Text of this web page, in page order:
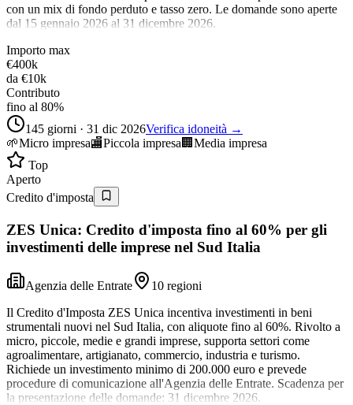
con un mix di fondo perduto e tasso zero. Le domande sono aperte
dal 15 gennaio 2026 al 31 dicembre 2026.
Importo max
€400k
da €10k
Contributo
fino al 80%
145 giorni · 31 dic 2026Verifica idoneità →
🌱Micro impresa🏬Piccola impresa🏢 Media impresa
Top
Aperto
Credito d'imposta
ZES Unica: Credito d'imposta fino al 60% per gli
investimenti delle imprese nel Sud Italia
Agenzia delle Entrate
10 regioni
Il Credito d'Imposta ZES Unica incentiva investimenti in beni
strumentali nuovi nel Sud Italia, con aliquote fino al 60%. Rivolto a
micro, piccole, medie e grandi imprese, supporta settori come
agroalimentare, artigianato, commercio, industria e turismo.
Richiede un investimento minimo di 200.000 euro e prevede
procedure di comunicazione all'Agenzia delle Entrate. Scadenza per
la presentazione delle domande: 31 dicembre 2026.